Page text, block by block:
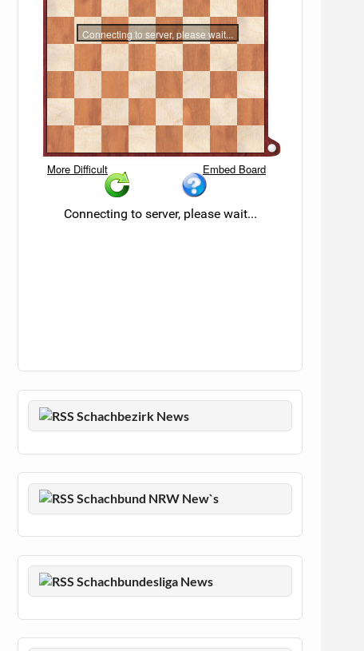
Schachbezirk News
Schachbund NRW New`s
Schachbundesliga News